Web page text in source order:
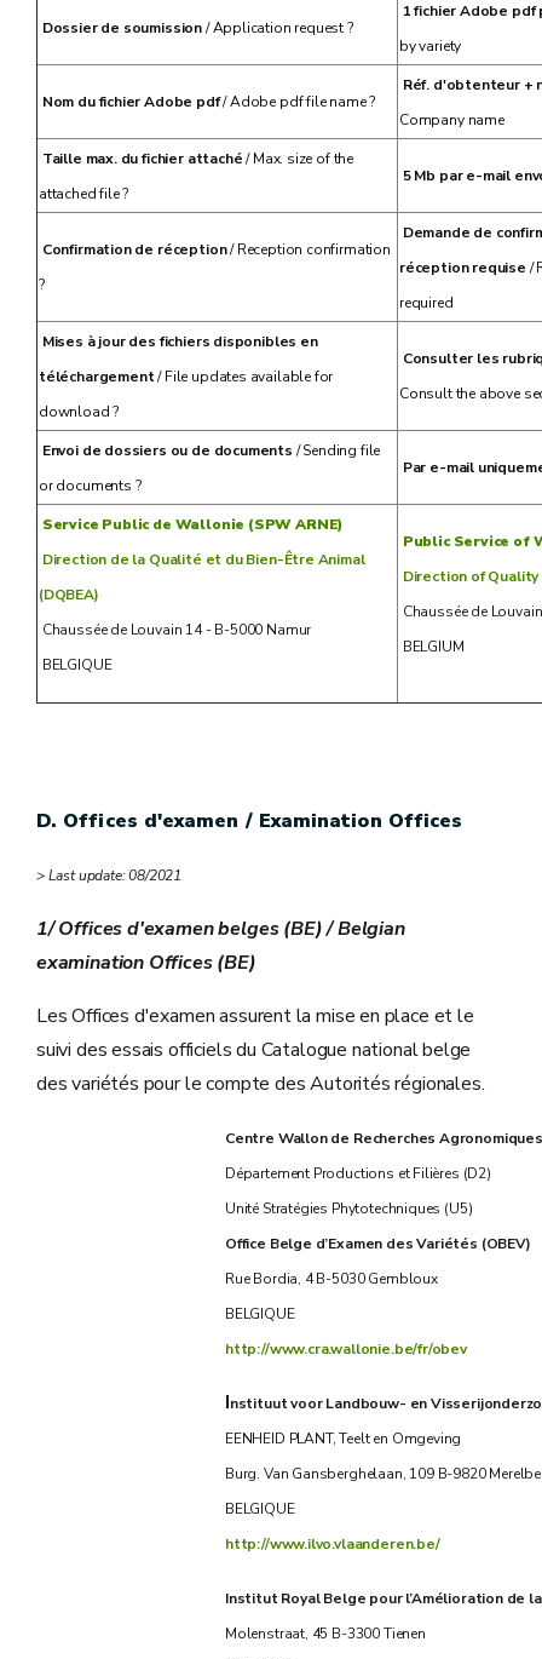
Dossier de soumission/ Application request ?
1 fichier Adobe pdf
by variety
Nom du fichier Adobe pdf/ Adobe pdf file name ?
Réf. d'obtenteur +
Company name
Taille max. du fichier attaché/ Max. size of the
attached file ?
5 Mb par e-mail
Confirmation de réception/ Reception confirmation
?
Demande de
réception requise /
required
Mises à jour des fichiers disponibles en
téléchargement/ File updates available for
download ?
Consulter les
Consult the above
Envoi de dossiers ou de documents / Sending file
or documents ?
Par e-mail
Service Public de Wallonie (SPW ARNE)
Direction de la Qualité et du Bien-Être Animal
(DQBEA)
Chaussée de Louvain 14 - B-5000 Namur
BELGIQUE
Public Service of
Direction of Quality
Chaussée de
BELGIUM
D. Offices d'examen / Examination Offices
> Last update: 08/2021
1/ Offices d'examen belges (BE) / Belgian
examination Offices (BE)
Les Offices d'examen assurent la mise en place et le
suivi des essais officiels du Catalogue national belge
des variétés pour le compte des Autorités régionales.
Centre Wallon de Recherches Agronomiques
Département Productions et Filières (D2)
Unité Stratégies Phytotechniques (U5)
Office Belge d’Examen des Variétés (OBEV)
Rue Bordia, 4 B-5030 Gembloux
BELGIQUE
http://www.cra.wallonie.be/fr/obev
Instituut voor Landbouw- en
EENHEID PLANT, Teelt en Omgeving
Burg. Van Gansberghelaan, 109 B-9820
BELGIQUE
http://www.ilvo.vlaanderen.be/
Institut Royal Belge pour l’Amélioration de
Molenstraat, 45 B-3300 Tienen